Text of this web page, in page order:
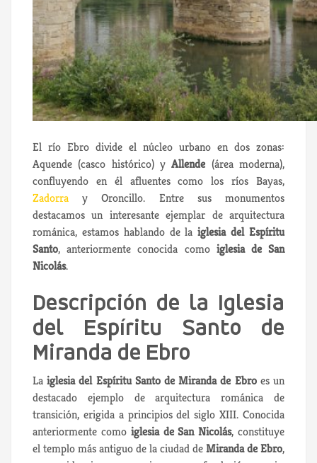
El río Ebro divide el núcleo urbano en dos zonas:
Aquende (casco histórico) yAllende (área moderna),
confluyendo en él afluentes como los ríos Bayas,
Zadorra y Oroncillo. Entre sus monumentos
destacamos un interesante ejemplar de arquitectura
románica, estamos hablando de laiglesia del Espíritu
Santo, anteriormente conocida como iglesia de San
Nicolás.
Descripción de la Iglesia
del Espíritu Santo de
Miranda de Ebro
Laiglesia del Espíritu Santo de Miranda de Ebroes un
destacado ejemplo de arquitectura románica de
transición, erigida a principios del siglo XIII. Conocida
anteriormente como iglesia de San Nicolás, constituye
el templo más antiguo de la ciudad deMiranda de Ebro,